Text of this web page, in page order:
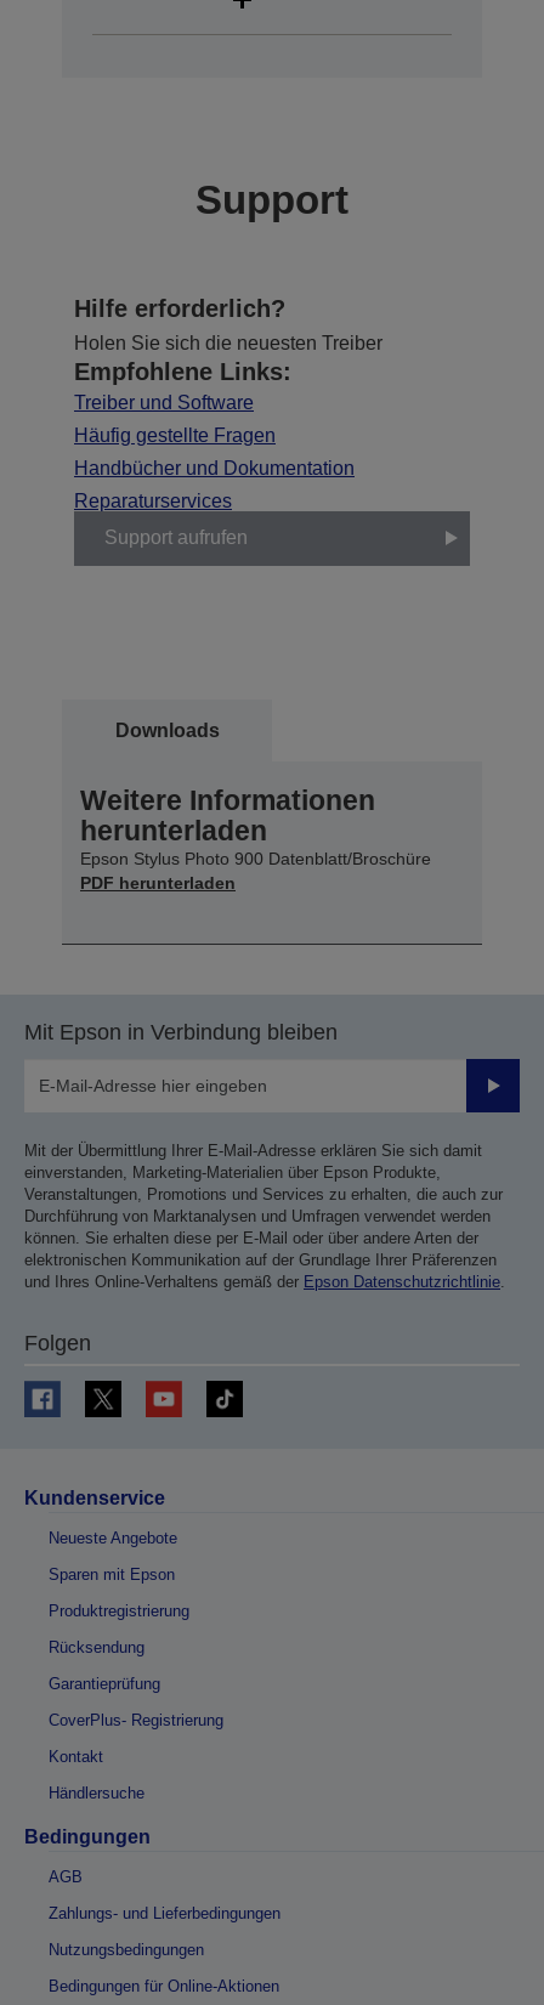
Support
Hilfe erforderlich?
Holen Sie sich die neuesten Treiber
Empfohlene Links:
Treiber und Software
Häufig gestellte Fragen
Handbücher und Dokumentation
Reparaturservices
Support aufrufen
Downloads
Weitere Informationen
herunterladen
Epson Stylus Photo 900 Datenblatt/Broschüre
PDF herunterladen
Mit Epson in Verbindung bleiben
Mit der Übermittlung Ihrer E-Mail-Adresse erklären Sie sich damit
einverstanden, Marketing-Materialien über Epson Produkte,
Veranstaltungen, Promotions und Services zu erhalten, die auch zur
Durchführung von Marktanalysen und Umfragen verwendet werden
können. Sie erhalten diese per E-Mail oder über andere Arten der
elektronischen Kommunikation auf der Grundlage Ihrer Präferenzen
und Ihres Online-Verhaltens gemäß der Epson Datenschutzrichtlinie
Folgen
Kundenservice
Neueste Angebote
Sparen mit Epson
Produktregistrierung
Rücksendung
Garantieprüfung
CoverPlus- Registrierung
Kontakt
Händlersuche
Bedingungen
AGB
Zahlungs- und Lieferbedingungen
Nutzungsbedingungen
Bedingungen für Online-Aktionen